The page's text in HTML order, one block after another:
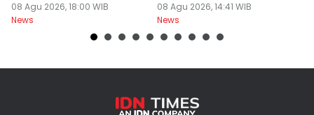
Ikut Terdampak
08 Agu 2026, 18:00 WIB
News
Kekeringan
08 Agu 2026, 14:41 WIB
News